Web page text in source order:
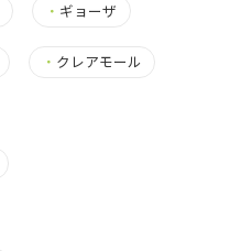
・ ギョーザ
・ クレアモール